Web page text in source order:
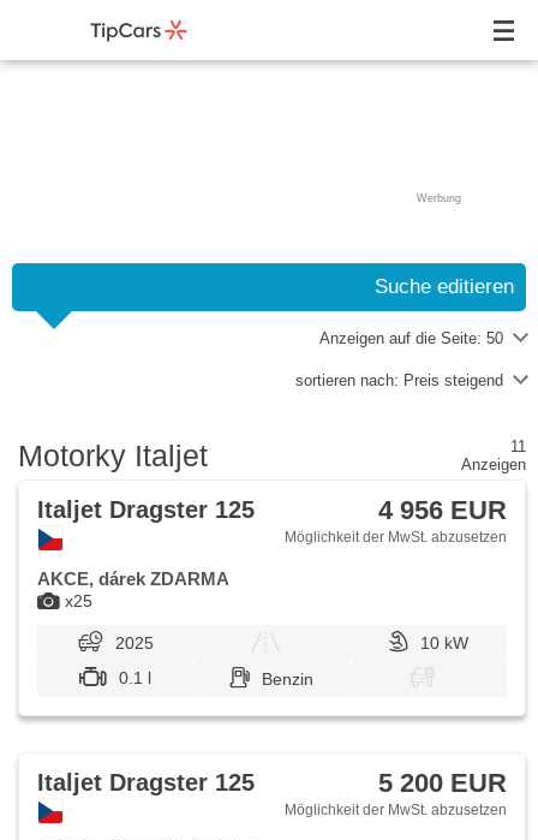
Werbung
Suche editieren
Anzeigen auf die Seite: 50
sortieren nach: Preis steigend
Motorky Italjet
11
Anzeigen
x25
Italjet Dragster 125 4 956 EUR
Möglichkeit der MwSt. abzusetzen
AKCE, dárek ZDARMA
2025
10 kW
0.1 l
Benzin
Italjet Dragster 125 5 200 EUR
Möglichkeit der MwSt. abzusetzen